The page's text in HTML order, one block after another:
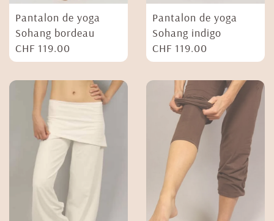
Pantalon de yoga
Sohang bordeau
CHF 119.00
Pantalon de yoga
Sohang indigo
CHF 119.00